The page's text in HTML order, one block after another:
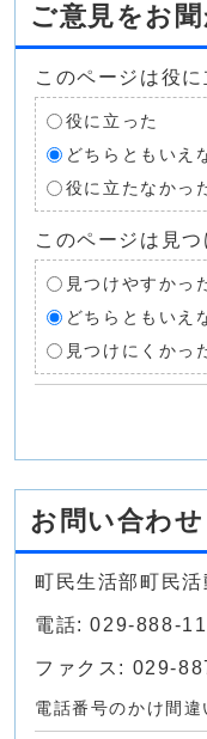
ご意見をお
このページは役に
役に立った
どちらともいえ
役に立たなかっ
このページは見
見つけやすかっ
どちらともいえ
見つけにくかっ
お問い合わせ
町民生活部町民活
電話: 029-888-
ファクス: 029-
電話番号のかけ間違